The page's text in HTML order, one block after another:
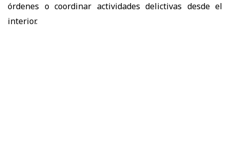
órdenes o coordinar actividades delictivas desde el
interior.